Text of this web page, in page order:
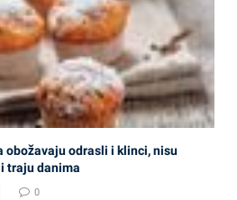
obožavaju odrasli i klinci, nisu
traju danima
0